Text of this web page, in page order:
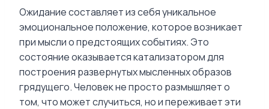
Ожидание составляет из себя уникальное
эмоциональное положение, которое возникает
при мысли о предстоящих событиях. Это
состояние оказывается катализатором для
построения развернутых мысленных образов
грядущего. Человек не просто размышляет о
том, что может случиться, но и переживает эти